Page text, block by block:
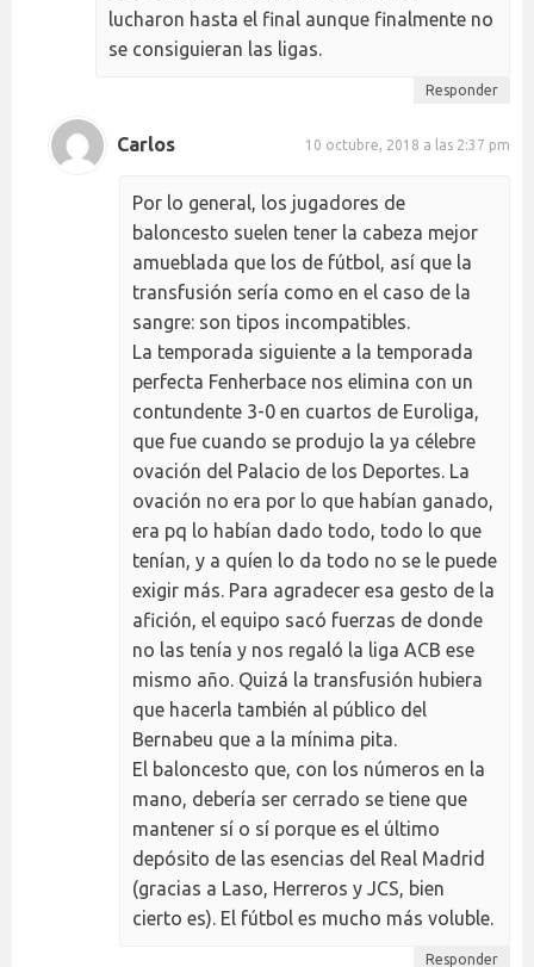
lucharon hasta el final aunque finalmente no
se consiguieran las ligas.
Responder
Carlos 10 octubre, 2018 a las 2:37 pm
Por lo general, los jugadores de
baloncesto suelen tener la cabeza mejor
amueblada que los de fútbol, así que la
transfusión sería como en el caso de la
sangre: son tipos incompatibles.
La temporada siguiente a la temporada
perfecta Fenherbace nos elimina con un
contundente 3-0 en cuartos de Euroliga,
que fue cuando se produjo la ya célebre
ovación del Palacio de los Deportes. La
ovación no era por lo que habían ganado,
era pq lo habían dado todo, todo lo que
tenían, y a quíen lo da todo no se le puede
exigir más. Para agradecer esa gesto de la
afición, el equipo sacó fuerzas de donde
no las tenía y nos regaló la liga ACB ese
mismo año. Quizá la transfusión hubiera
que hacerla también al público del
Bernabeu que a la mínima pita.
El baloncesto que, con los números en la
mano, debería ser cerrado se tiene que
mantener sí o sí porque es el último
depósito de las esencias del Real Madrid
(gracias a Laso, Herreros y JCS, bien
cierto es). El fútbol es mucho más voluble.
Responder